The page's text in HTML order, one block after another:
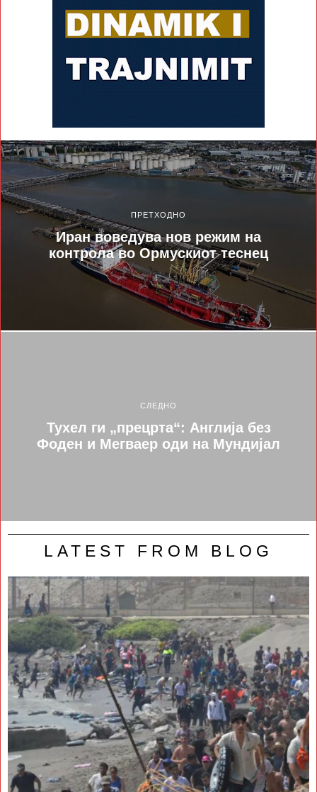
ПРЕТХОДНО
Иран воведува нов режим на
контрола во Ормускиот теснец
СЛЕДНО
Тухел ги „прецрта“: Англија без
Фоден и Мегваер оди на Мундијал
LATEST FROM BLOG